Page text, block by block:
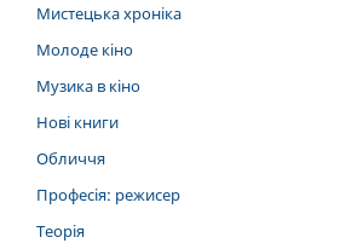
Мистецька хроніка
Молоде кіно
Музика в кіно
Нові книги
Обличчя
Професія: режисер
Теорія